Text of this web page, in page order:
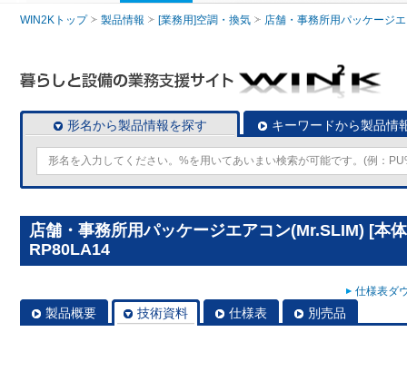
WIN2Kトップ 製品情報 [業務用]空調・換気 店舗・事務所用パッケージ
形名から製品情報を探す キーワードから製品情
店舗・事務所用パッケージエアコン(Mr.SLIM) [本
RP80LA14
仕様表ダ
製品概要 技術資料 仕様表 別売品